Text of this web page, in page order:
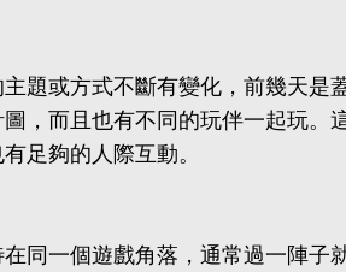
題或方式不斷有變化，前幾天是
，而且也有不同的玩伴一起玩。
足夠的人際互動。
同一個遊戲角落，通常過一陣子